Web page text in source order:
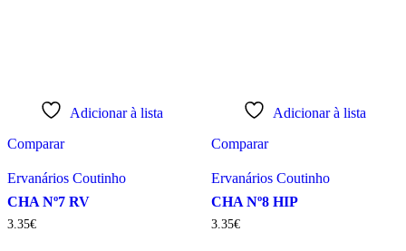
Adicionar à lista
Comparar
Ervanários Coutinho
CHA Nº7 RV
3 35€
Adicionar à lista
Comparar
Ervanários Coutinho
CHA Nº8 HIP
3. 35€